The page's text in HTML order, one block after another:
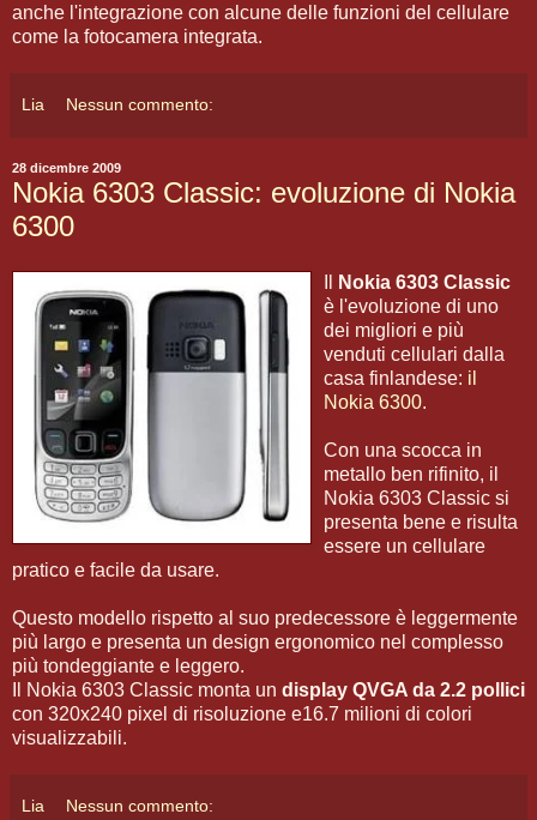
anche l'integrazione con alcune delle funzioni del cellulare
come la fotocamera integrata.
Lia Nessun commento:
28 dicembre 2009
Nokia 6303 Classic: evoluzione di Nokia
6300
Nokia 6303 Classic
è l'evoluzione di uno
dei migliori e più
venduti cellulari dalla
casa finlandese: il
Nokia 6300.
Con una scocca in
metallo ben rifinito, il
Nokia 6303 Classic si
presenta bene e risulta
essere un cellulare
pratico e facile da usare.
Questo modello rispetto al suo predecessore è leggermente
più largo e presenta un design ergonomico nel complesso
più tondeggiante e leggero.
Il Nokia 6303 Classic monta un display QVGA da 2.2 pollici
con 320x240 pixel di risoluzione e16.7 milioni di colori
visualizzabili.
Lia Nessun commento: